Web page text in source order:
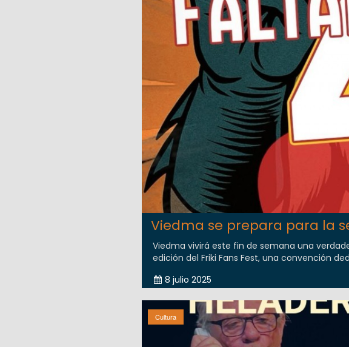
Viedma se prepara para la
Viedma vivirá este fin de semana una
edición del Friki Fans Fest, una convención
8 julio 2025
Cultura